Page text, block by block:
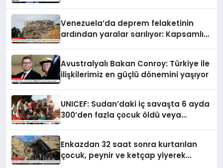
Venezuela’da deprem felaketinin
ardından yaralar sarılıyor: Kapsamlı
Avustralyalı Bakan Conroy: Türkiye ile
ilişkilerimiz en güçlü dönemini yaşıyor
UNICEF: Sudan’daki iç savaşta 6 ayda
300’den fazla çocuk öldü veya
Enkazdan 32 saat sonra kurtarılan
çocuk, peynir ve ketçap yiyerek